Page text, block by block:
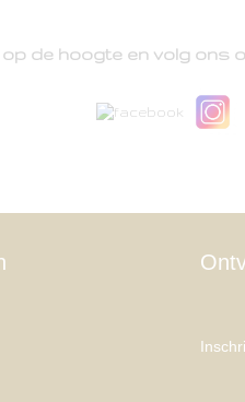
op de hoogte en volg ons